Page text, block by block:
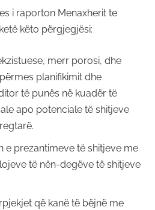
i raporton Menaxherit te
këto përgjegjësi:
merr porosi, dhe
planifikimit dhe
të punës në kuadër të
apo potenciale të shitjeve
e prezantimeve të shitjeve me
të nën-degëve të shitjeve
që kanë të bëjnë me